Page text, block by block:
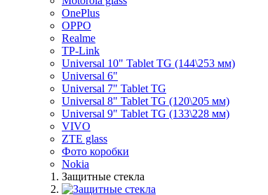
OnePlus
OPPO
Realme
TP-Link
Universal 10" Tablet TG (144\253 мм)
Universal 6"
Universal 7" Tablet TG
Universal 8" Tablet TG (120\205 мм)
Universal 9" Tablet TG (133\228 мм)
VIVO
ZTE glass
Фото коробки
Nokia
Защитные стекла